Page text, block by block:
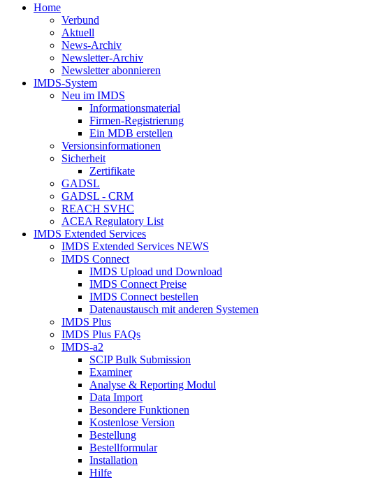
Home
Verbund
Aktuell
News-Archiv
Newsletter-Archiv
Newsletter abonnieren
IMDS-System
Neu im IMDS
Informationsmaterial
Firmen-Registrierung
Ein MDB erstellen
Versionsinformationen
Sicherheit
Zertifikate
GADSL
GADSL - CRM
REACH SVHC
ACEA Regulatory List
IMDS Extended Services
IMDS Extended Services NEWS
IMDS Connect
IMDS Upload und Download
IMDS Connect Preise
IMDS Connect bestellen
Datenaustausch mit anderen Systemen
IMDS Plus
IMDS Plus FAQs
IMDS-a2
SCIP Bulk Submission
Examiner
Analyse & Reporting Modul
Data Import
Besondere Funktionen
Kostenlose Version
Bestellung
Bestellformular
Installation
Hilfe